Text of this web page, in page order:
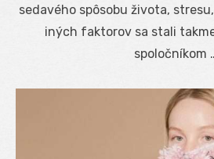
sedavého spôsobu života,
iných faktorov sa stali
spoločníkom